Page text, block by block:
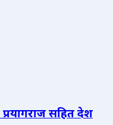
सहित देश